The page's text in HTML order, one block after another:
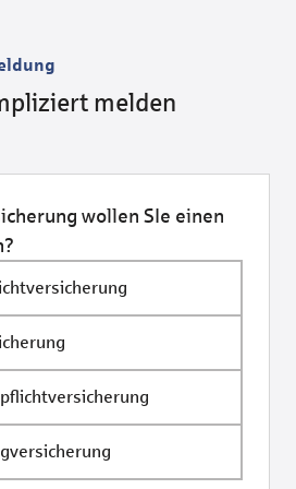
melden
wollen SIe einen